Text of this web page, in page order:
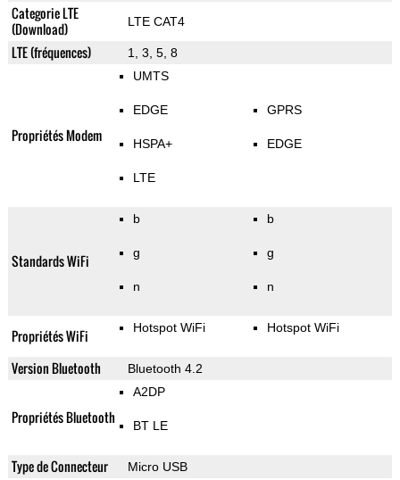
Categorie LTE
(Download)
LTE CAT4
LTE (fréquences) 1, 3, 5, 8
Propriétés Modem
UMTS
EDGE
HSPA+
LTE
GPRS
EDGE
Standards WiFi
b
g
n
b
g
n
Propriétés WiFi Hotspot WiFi Hotspot WiFi
Version Bluetooth Bluetooth 4.2
Propriétés Bluetooth
A2DP
BT LE
Type de Connecteur Micro USB